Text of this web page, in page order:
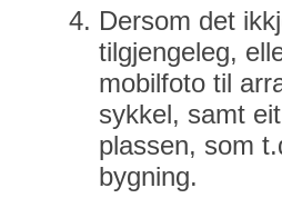
Dersom det
tilgjengeleg,
mobilfoto til
sykkel, samt
plassen, som
bygning.